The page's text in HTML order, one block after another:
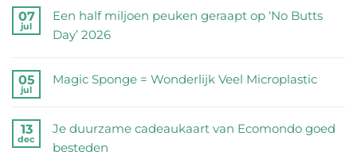
reacties
op
RVS
drinkflessen
Wij
zetten
07
jul
Een half miljoen peuken geraapt op ‘No Butts
Day’ 2026
reacties
half
miljoen
05
jul
Magic Sponge = Wonderlijk Veel Microplastic
reacties
op
13
dec
Je duurzame cadeaukaart van Ecomondo goed
besteden